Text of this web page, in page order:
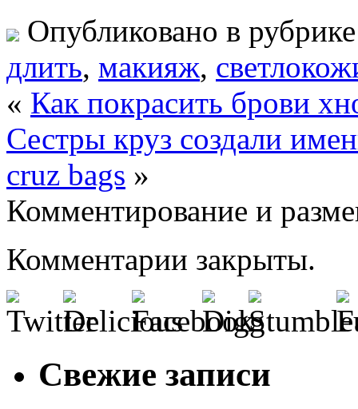
Опубликовано в
длить, макияж,
« Как покрасить брови
Сестры круз создали
cruz bags »
Комментирование и
Комментарии закрыты.
Свежие записи